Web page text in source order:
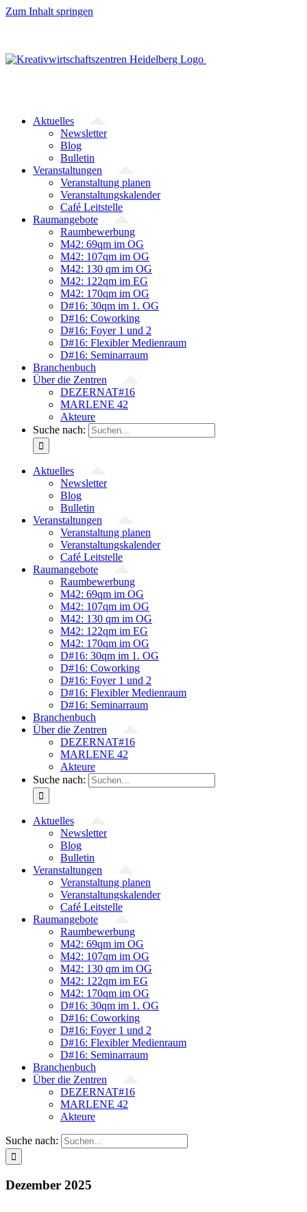
Zum Inhalt springen
Aktuelles
Newsletter
Blog
Bulletin
Veranstaltungen
Veranstaltung planen
Veranstaltungskalender
Café Leitstelle
Raumangebote
Raumbewerbung
M42: 69qm im OG
M42: 107qm im OG
M42: 130 qm im OG
M42: 122qm im EG
M42: 170qm im OG
D#16: 30qm im 1. OG
D#16: Coworking
D#16: Foyer 1 und 2
D#16: Flexibler Medienraum
D#16: Seminarraum
Branchenbuch
Über die Zentren
DEZERNAT#16
MARLENE 42
Akteure
Suche nach:
Aktuelles
Newsletter
Blog
Bulletin
Veranstaltungen
Veranstaltung planen
Veranstaltungskalender
Café Leitstelle
Raumangebote
Raumbewerbung
M42: 69qm im OG
M42: 107qm im OG
M42: 130 qm im OG
M42: 122qm im EG
M42: 170qm im OG
D#16: 30qm im 1. OG
D#16: Coworking
D#16: Foyer 1 und 2
D#16: Flexibler Medienraum
D#16: Seminarraum
Branchenbuch
Über die Zentren
DEZERNAT#16
MARLENE 42
Akteure
Suche nach:
Aktuelles
Newsletter
Blog
Bulletin
Veranstaltungen
Veranstaltung planen
Veranstaltungskalender
Café Leitstelle
Raumangebote
Raumbewerbung
M42: 69qm im OG
M42: 107qm im OG
M42: 130 qm im OG
M42: 122qm im EG
M42: 170qm im OG
D#16: 30qm im 1. OG
D#16: Coworking
D#16: Foyer 1 und 2
D#16: Flexibler Medienraum
D#16: Seminarraum
Branchenbuch
Über die Zentren
DEZERNAT#16
MARLENE 42
Akteure
Suche nach:
Dezember 2025